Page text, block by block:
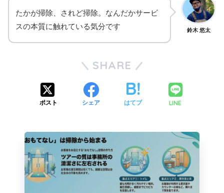
鈴木 悠太
たかが掃除、されど掃除。なんだかサービ
スの本質に触れている気分です
SHARE
ポスト シェア はてブ LINE